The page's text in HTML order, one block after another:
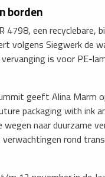
borden
een recyclebare,
volgens Siegwerk de
is voor PE-
geeft Alina Marm
packaging with ink
naar duurzame
rond